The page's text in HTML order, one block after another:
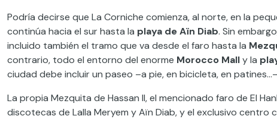
Podría decirse que La Corniche comienza, al norte, en la
continúa hacia el sur hasta la playa de Aïn Diab. Sin
incluido también el tramo que va desde el faro hasta la
contrario, todo el entorno del enorme Morocco Mally la
ciudad debe incluir un paseo –a pie, en bicicleta, en
La propia Mezquita de Hassan II, el mencionado faro de El
discotecas de Lalla Meryem y Aïn Diab, y el exclusivo